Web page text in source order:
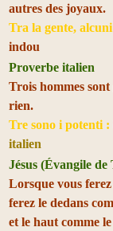
autres des joyaux.
Tra la gente,
indou
Proverbe italien
Trois hommes
rien.
Tre sono i potenti
italien
Jésus (Évangile de
Lorsque vous
ferez le dedans
et le haut comme